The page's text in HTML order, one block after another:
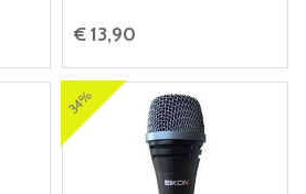
€ 13,90
34%